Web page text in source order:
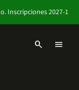
Inscripciones 2027-1
search menu